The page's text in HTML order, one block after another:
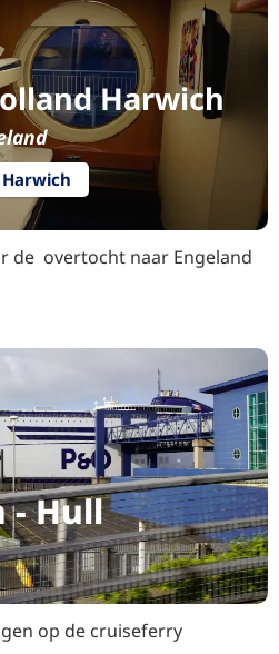
Harwich
de overtocht naar Engeland
- Hull
op de cruiseferry